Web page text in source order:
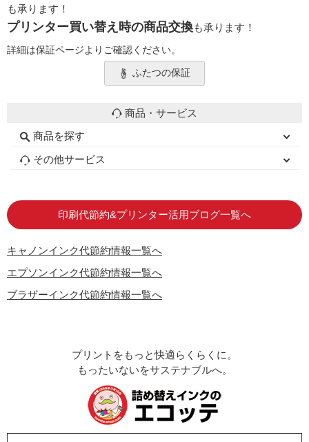
も承ります！
プリンター買い替え時の商品交換も承ります！
詳細は保証ページよりご確認ください。
ふたつの保証
商品・サービス
商品を探す
初心者用セット
キャノンインク
エプソンインク
ブラザーインク
詰め替えインク
互換インクボトル
互換インクカートリッジ
再生インクカートリッジ
トナーカートリッジ
その他サービス
印刷代節約&プリンター活用ブログ一覧へ
キャノンインク代節約情報一覧へ
エプソンインク代節約情報一覧へ
ブラザーインク代節約情報一覧へ
プリントをもっと快適らくらくに。
もったいないをサステナブルへ。